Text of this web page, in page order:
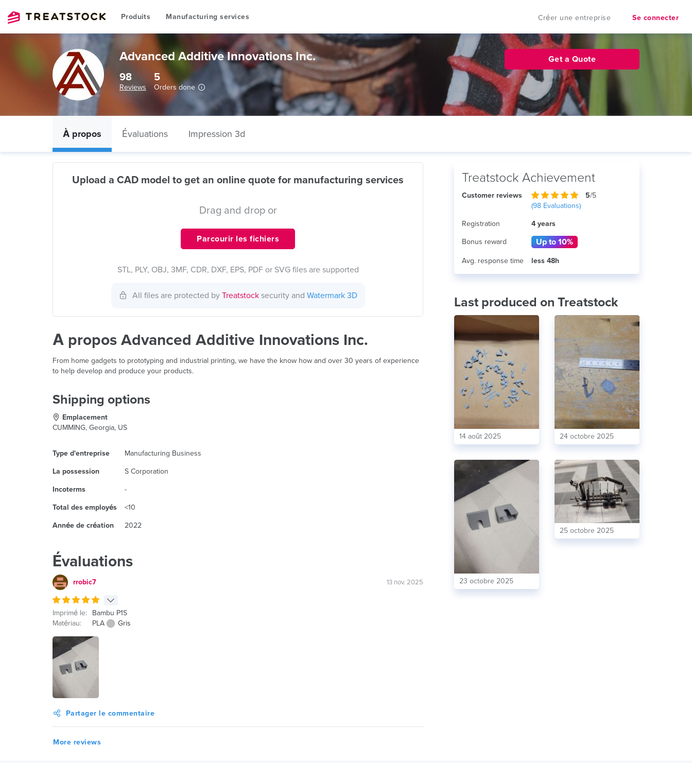
Produits Manufacturing services Créer une entreprise Se connecter
Advanced Additive Innovations Inc.
98
Reviews
5
Orders done
Get a Quote
À propos Évaluations Impression 3d
Upload a CAD model to get an online quote for manufacturing services
Drag and drop or
Parcourir les fichiers
STL, PLY, OBJ, 3MF, CDR, DXF, EPS, PDF or SVG files are supported
All files are protected by Treatstocksecurity and Watermark 3D
À propos Advanced Additive Innovations Inc.
From home gadgets to prototyping and industrial printing, we have the know how and over 30 years of experience
to help develop and produce your products.
Shipping options
Emplacement
CUMMING, Georgia, US
Type d'entreprise Manufacturing Business
La possession S Corporation
Incoterms -
Total des employés <10
Année de création 2022
Évaluations
rrobic7 13 nov. 2025
Imprimé le:
Bambu P1S
Matériau:
PLA Gris
Partager le commentaire
More reviews
Treatstock Achievement
Customer reviews 5/5
(98 Evaluations)
Registration 4 years
Bonus reward Up to 10%
Avg. response time less 48h
Last produced on Treatstock
14 août 2025
23 octobre 2025
24 octobre 2025
25 octobre 2025